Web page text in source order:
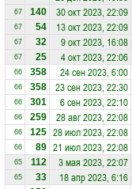
67 140 30 окт 2023, 22:09
67 54 13 окт 2023, 22:09
67 32 9 окт 2023, 16:08
67 25 4 окт 2023, 22:06
66 358 24 сен 2023, 6:00
66 358 23 сен 2023, 22:30
66 301 6 сен 2023, 22:10
66 259 28 авг 2023, 22:08
66 125 28 июл 2023, 22:08
66 89 21 июл 2023, 22:08
65 112 3 мая 2023, 22:07
65 33 18 апр 2023, 6:16